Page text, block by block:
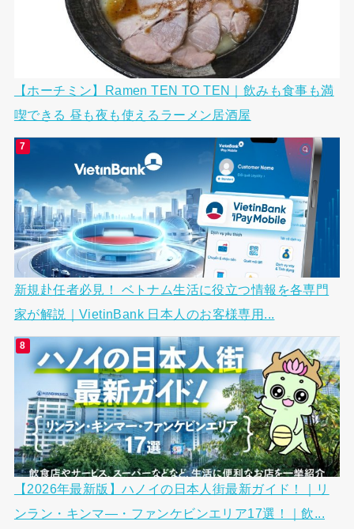
【ホーチミン】Ramen TEN TO TEN｜飲みも食事も満
喫できる 昼も夜も使えるラーメン居酒屋
新規赴任者必見！ ベトナム生活に役立つ情報を各専門
家が解説｜VietinBank 日本人のお客様専用...
【2026年最新版】ハノイの日本人街最新ガイド！｜リ
ンラン・キンマ―・ファンケビンエリア17選！｜飲...